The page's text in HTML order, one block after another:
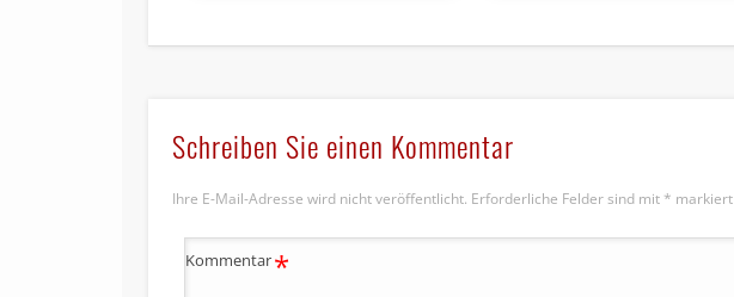
Schreiben Sie einen Kommentar
Ihre E-Mail-Adresse wird nicht veröffentlicht. Erforderliche Felder sind mit * markiert
Kommentar*